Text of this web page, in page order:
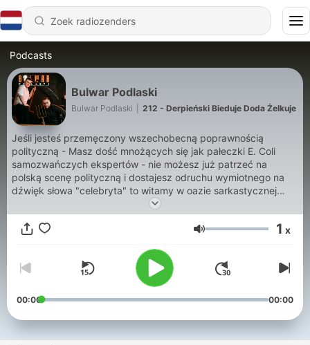
Podcasts
Bulwar Podlaski
Bulwar Podlaski 212 - Derpieński Bieduje Doda Żelkuje
Jeśli jesteś przemęczony wszechobecną poprawnością
polityczną - Masz dość mnożących się jak pałeczki E. Coli
samozwańczych ekspertów - nie możesz już patrzeć na
polską scenę polityczną i dostajesz odruchu wymiotnego na
dźwięk słowa "celebryta" to witamy w oazie sarkastycznej
normalności. Bezkompromisowo, króciutko, bezpośrednio i
prześmiewczo komentujemy wydarzenia mijających tygodni-
zarówno te ważne jak i kompletnie niestotne. Nie trzeba
Volume 1 x
00:00 00:00